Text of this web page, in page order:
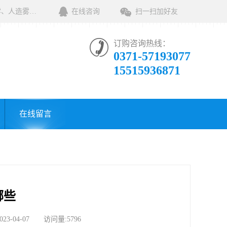
河南绿森环保科技有限公司一家专业销售环保清洁设备及相关用品的公司，产品包括：音乐喷泉、雾森系统、人造雾设备、景观人造雾、人造雾系统、小区喷雾设备、高压喷雾降尘设备、料仓喷雾除尘系统、喷雾降温加湿设备、郑州喷雾消毒设备，等八大系列上百个品种。 在线咨询 扫一扫加好友
订购咨询热线：
0371-57193077
15515936871
在线留言
些
04-07 访问量:5796